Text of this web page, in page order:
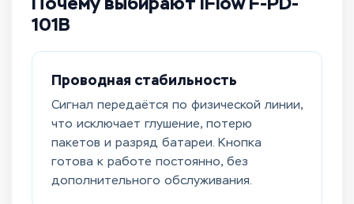
101B
Проводная стабильность
Сигнал передаётся по физической линии,
что исключает глушение, потерю
пакетов и разряд батареи. Кнопка
готова к работе постоянно, без
дополнительного обслуживания.